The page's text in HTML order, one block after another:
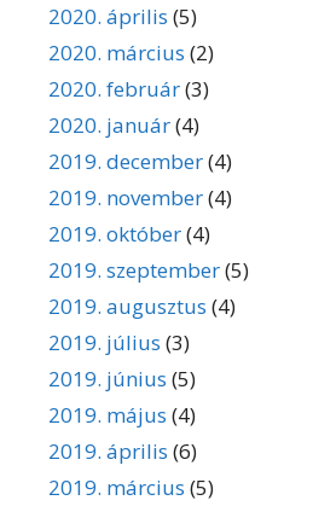
2020. április (5)
2020. március (2)
2020. február(3)
2020. január(4)
2019. december(4)
2019. november(4)
2019. október(4)
2019. szeptember(5)
2019. augusztus (4)
2019. július (3)
2019. június (5)
2019. május (4)
2019. április (6)
2019. március (5)